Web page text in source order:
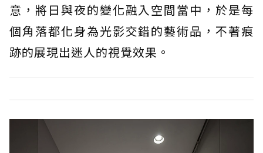
意，將日與夜的變化融入空間當中，於是每
個角落都化身為光影交錯的藝術品，不著痕
跡的展現出迷人的視覺效果。